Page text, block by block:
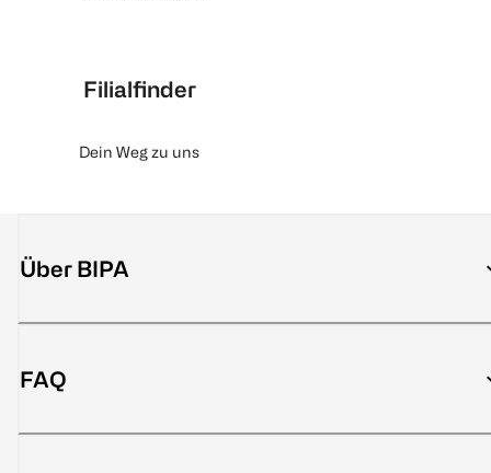
Filialfinder
Dein Weg zu uns
Über BIPA
FAQ